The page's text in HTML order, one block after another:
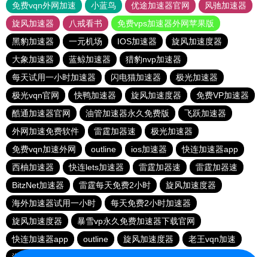
免费vqn外网加速
小蓝鸟 优途加速器官网
风驰加速器
旋风加速器
八戒看书
免费vps加速器外网苹果版
黑豹加速器
一元机场 IOS加速器
旋风加速度器
大象加速器
蓝鲸加速器
猎豹nvp加速器
每天试用一小时加速器
闪电猫加速器
极光加速器
极光vqn官网
快鸭加速器 旋风加速度器
免费VP加速器
酷通加速器官网
油管加速器永久免费版
飞跃加速器
外网加速免费软件
雷霆加器速
极光加速器
免费vqn加速外网
outline ios加速器
快连加速器app
西柚加速器
快连lets加速器 雷霆加器速
雷霆加器速
BitzNet加速器
雷霆每天免费2小时
旋风加速度器
海外加速器试用一小时
每天免费2小时加速器
旋风加速度器
暴雪vp永久免费加速器下载官网
快连加速器app
outline 旋风加速度器
老王vqn加速